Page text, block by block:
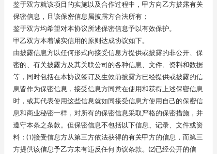
鉴于双方就该项目的实施以及合作过程中，甲方向乙方披露有关
保密信息，且该保密信息属披露方合法所有；
鉴于双方均希望对本协议所述保密信息予以有效保护。
甲乙双方本着诚实信用的原则达成协议如下。
由披露信息方以任何形式向接受信息方提供或披露的非公开、保
密的、有关披露方及其关联公司的各种信息、文件、资料和数据
等，同时包括在本协议签订及生效前披露方已经提供或披露的信
息皆作为保密信息，接受信息方同意在使用和获得上述保密信息
时，或其代表使用这些信息就如同接受信息方使用自己的保密信
息和商业秘密一样，对所有的保密信息采取严格的保密措施，并
遵守本条之条款。但保密信息不包括以下信息、记录、文件或资
料：⑴接受信息方从第三方依法获得的有关甲方的信息，而第三
方提供该信息予乙方未有违反任何协议条款。⑵已经公开的信